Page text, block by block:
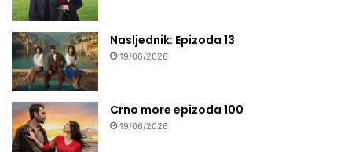
Nasljednik: Epizoda 13
19/06/2026
Crno more epizoda 100
19/06/2026